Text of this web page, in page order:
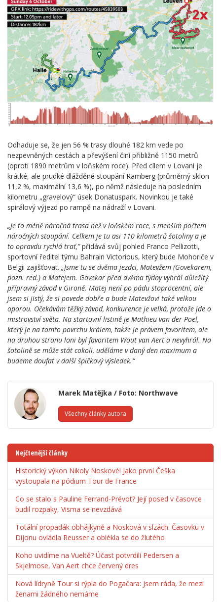
Odhaduje se, že jen 56 % trasy dlouhé 182 km vede po
nezpevněných cestách a převýšení činí přibližně 1150 metrů
(oproti 1890 metrům v loňském roce). Před cílem v Lovani je
krátké, ale prudké dlážděné stoupání Ramberg (průměrný sklon
11,2 %, maximální 13,6 %), po němž následuje na posledním
kilometru „gravelový“ úsek Donatuspark. Novinkou je také
spirálový výjezd po rampě na nádraží v Lovani.
„Je to méně náročná trasa než v loňském roce, s menším počtem
náročných stoupání. Celkem je tu asi 110 kilometrů šotoliny a je
to opravdu rychlá trať,"přidává svůj pohled Franco Pellizotti,
sportovní ředitel týmu Bahrain Victorious, který bude Mohoriče v
Belgii zajišťovat. „Jsme tu se dvěma jezdci, Matevžem (Govekarem,
pozn. red.) a Matejem. Govekar před dvěma týdny vyhrál důležitý
přípravný závod v Gironě. Matej není po pádu stoprocentní, ale
jsem si jistý, že si povede dobře a bude Matevžovi také velkou
oporou. Očekávám těžký závod, konkurence je velká, protože jde o
mistrovství světa. Na startovní listině je Mathieu van der Poel,
který je na tomto povrchu králem, takže je právem favoritem, ale
na druhou stranu loni byl favoritem Wout van Aert a nevyhrál. Na
šotolině se může stát cokoli, uděláme v daný den maximum a
budeme doufat v další špičkový výsledek.“
Marek Matějka / Foto: Northwave
Všechny články autora
Nejčtenější články
Historický výkon Nikoly Noskové! Jako první Češka
vystoupala na pódium Tour de France
Co se stalo s Pauline Ferrand-Prévot? Její posed v časovce
budil rozpaky, Visma se nevzdává
Totální propadák obhájkyně a Nosková v slzách. Časovku v
Dijonu ovládla Reusser a oblékla se do žlutého
Koho uvidíme na Vueltě? Účast potvrdili Pedersen a
Skjelmose, Van Aert chce červený dres
Nová lídryně Tour si rýpla do Pogačara: Jsem ráda, že mezi
ženami žádného nemáme